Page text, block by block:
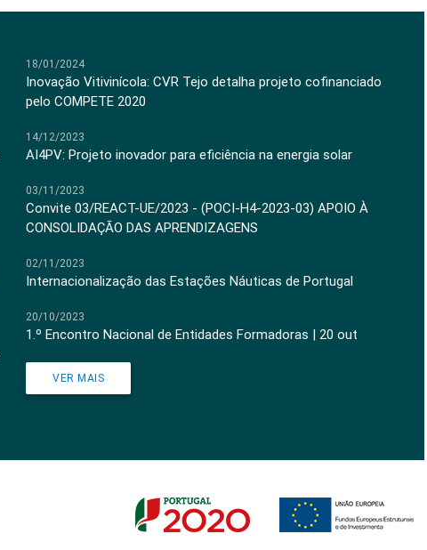
18/01/2024
Inovação Vitivinícola: CVR Tejo detalha projeto cofinanciado
pelo COMPETE 2020
14/12/2023
AI4PV: Projeto inovador para eficiência na energia solar
03/11/2023
Convite 03/REACT-UE/2023 - (POCI-H4-2023-03) APOIO À
CONSOLIDAÇÃO DAS APRENDIZAGENS
02/11/2023
Internacionalização das Estações Náuticas de Portugal
20/10/2023
1.º Encontro Nacional de Entidades Formadoras | 20 out
VER MAIS